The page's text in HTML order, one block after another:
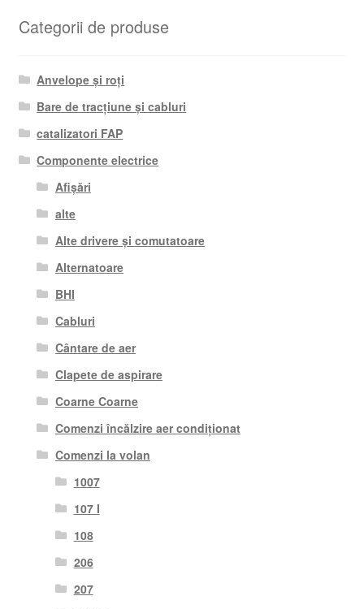
Categorii de produse
Anvelope și roți
Bare de tracțiune și cabluri
catalizatori FAP
Componente electrice
Afișări
alte
Alte drivere și comutatoare
Alternatoare
BHI
Cabluri
Cântare de aer
Clapete de aspirare
Coarne Coarne
Comenzi încălzire aer condiționat
Comenzi la volan
1007
107 I
108
206
207